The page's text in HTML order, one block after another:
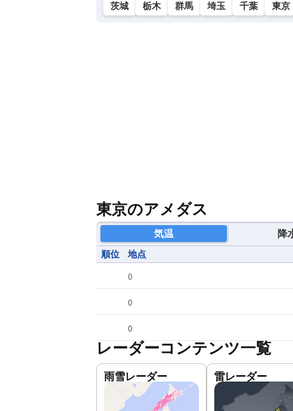
茨城 栃木 群馬 埼玉 千葉 東京
東京のアメダス
気温 降
順位 地点
()
()
()
レーダーコンテンツ一覧
雨雪レーダー 雷レーダー